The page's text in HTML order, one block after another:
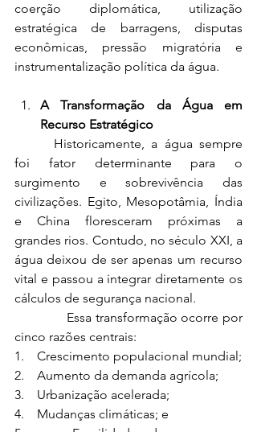
coerção diplomática, utilização
estratégica de barragens, disputas
econômicas, pressão migratória e
instrumentalização política da água.
A Transformação da Água em
Recurso Estratégico
foi fator determinante para o
surgimento e sobrevivência das
civilizações. Egito, Mesopotâmia, Índia
e China floresceram próximas a
grandes rios. Contudo, no século XXI, a
água deixou de ser apenas um recurso
vital e passou a integrar diretamente os
cálculos de segurança nacional.
Essa transformação ocorre por
cinco razões centrais:
1.    Crescimento populacional mundial;
2.    Aumento da demanda agrícola;
3.    Urbanização acelerada;
4.    Mudanças climáticas; e